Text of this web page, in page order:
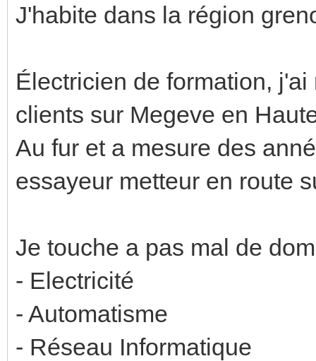
J'habite dans la région
Électricien de formation,
clients sur Megeve en
Au fur et a mesure des
essayeur metteur en route
Je touche a pas mal de
- Electricité
- Automatisme
- Réseau Informatique